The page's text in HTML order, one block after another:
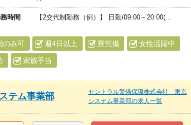
時間 【2交代制勤務（例）】 日勤/09:00～20:00(...
のみ可 週4日以上 寮完備 女性活躍中
家族手当
テム事業部
セントラル警備保障株式会社 東京
システム事業部の求人一覧